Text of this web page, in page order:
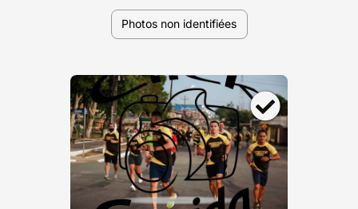
Photos non identifiées